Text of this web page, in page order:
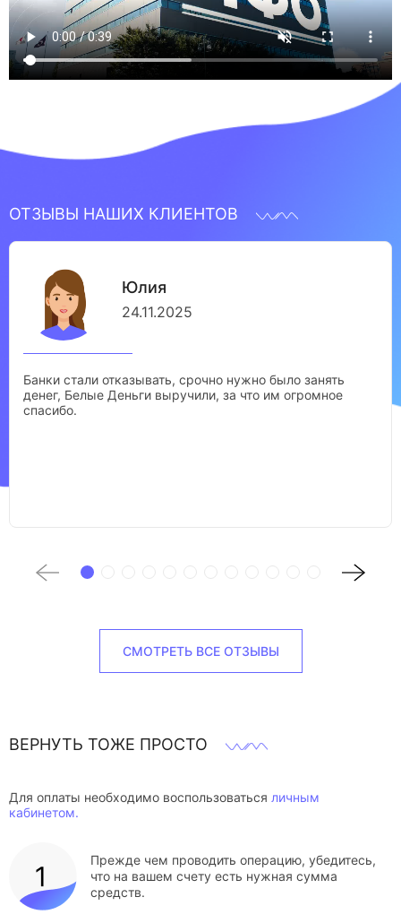
ОТЗЫВЫ НАШИХ КЛИЕНТОВ
Юлия
24.11.2025
Банки стали отказывать, срочно нужно было занять
денег, Белые Деньги выручили, за что им огромное
спасибо.
СМОТРЕТЬ ВСЕ ОТЗЫВЫ
ВЕРНУТЬ ТОЖЕ ПРОСТО
Для оплаты необходимо воспользоваться личным
кабинетом.
Прежде чем проводить операцию, убедитесь,
что на вашем счету есть нужная сумма
средств.